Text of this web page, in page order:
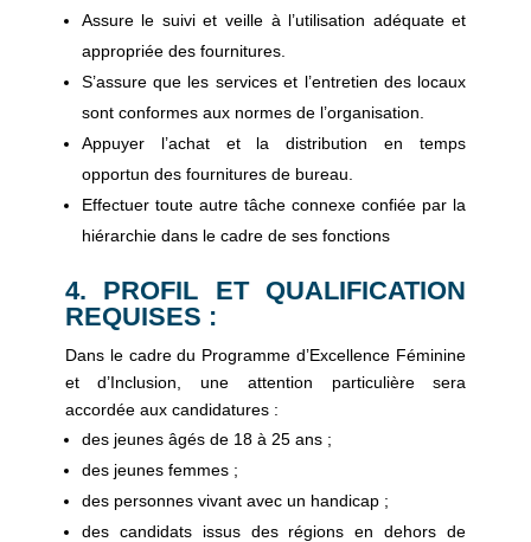
Assure le suivi et veille à l’utilisation adéquate et
appropriée des fournitures.
S’assure que les services et l’entretien des locaux
sont conformes aux normes de l’organisation.
Appuyer l’achat et la distribution en temps
opportun des fournitures de bureau.
Effectuer toute autre tâche connexe confiée par la
hiérarchie dans le cadre de ses fonctions
4. PROFIL ET QUALIFICATION
REQUISES :
Dans le cadre du Programme d’Excellence Féminine
et d’Inclusion, une attention particulière sera
accordée aux candidatures :
des jeunes âgés de 18 à 25 ans ;
des jeunes femmes ;
des personnes vivant avec un handicap ;
des candidats issus des régions en dehors de